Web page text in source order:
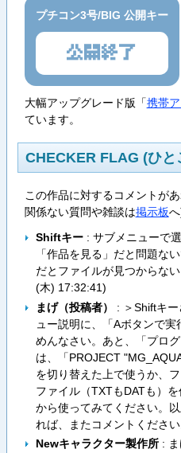
プチコン3号/BIG 公開キー
公開終了
大幅アップグレード版「携帯
ています。
CHECKER FLAG (ひと
この作品に対するコメントが
関係ない質問や雑談は掲示板
Shiftキー: サブメニューで
「作品を見る」だと問題な
だとファイルが見つからな
(木) 17:32:41)
まげ（投稿者）
: ＞Shiftキ
ュー説明に、「Aボタンで
めんなさい。あと、「プロ
は、「PROJECT
を切り替えた上で使うか、
ファイル（TXTもDATも）
から使ってみてください。
れば、またコメントくださ
Newキャラクター製作所: ま